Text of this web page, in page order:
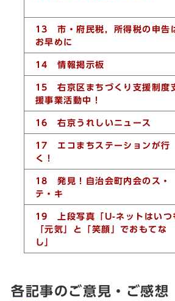
13
市・府民税，所得税の申告
お早めに
14 情報掲示板
15
右京区まちづくり支援制度
援事業活動中！
16 右京うれしいニュース
17
エコまちステーションが行
く！
18
発見！自治会町内会のス・
テ・キ
19 上段写真「 U-ネットはいつ
「元気」と「笑顔」でおもてな
し」
各記事のご意見・ご感想